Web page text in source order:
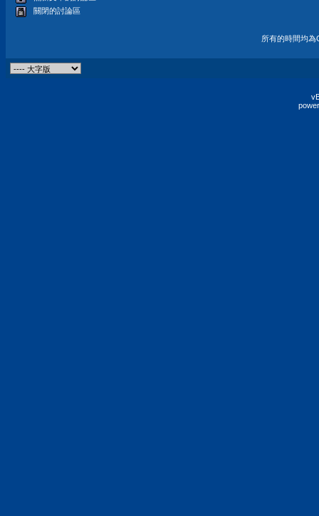
關閉的討論區
所有的時間均為